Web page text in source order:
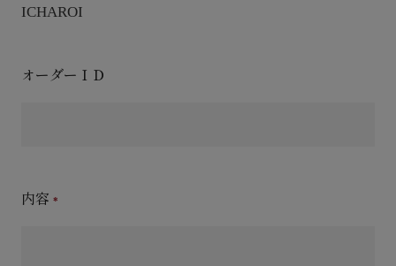
ICHAROI
オーダーＩＤ
内容